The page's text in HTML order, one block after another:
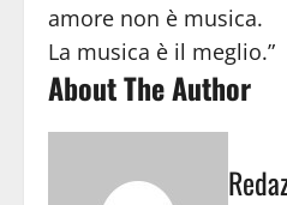
amore non è musica.
La musica è il meglio.”
About The Author